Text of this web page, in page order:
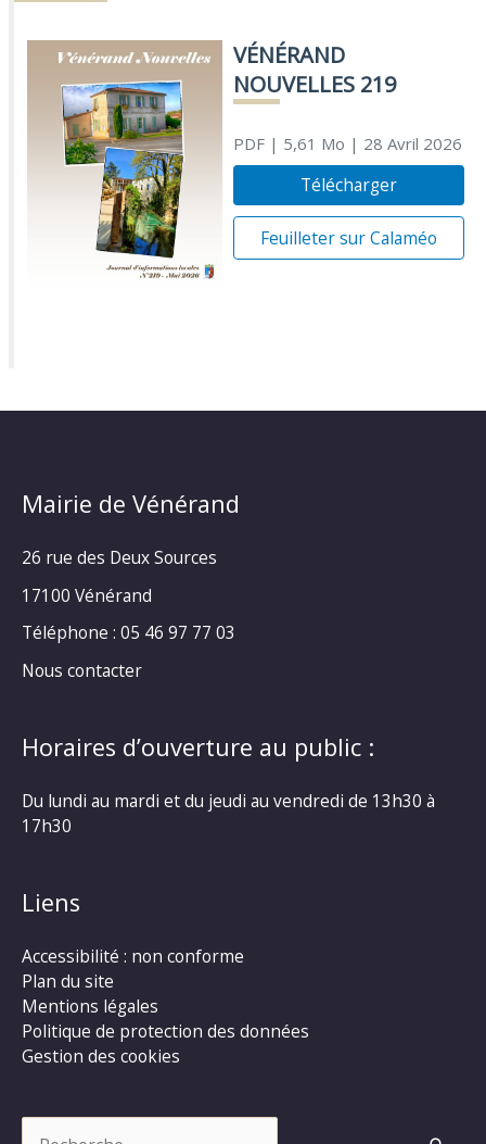
VÉNÉRAND
NOUVELLES 219
PDF| 5,61 Mo | 28 Avril 2026
Télécharger
Feuilleter sur Calaméo
Mairie de Vénérand
26 rue des Deux Sources
17100 Vénérand
Téléphone : 05 46 97 77 03
Nous contacter
Horaires d’ouverture au public :
Du lundi au mardi et du jeudi au vendredi de 13h30 à
17h30
Liens
Accessibilité : non conforme
Plan du site
Mentions légales
Politique de protection des données
Gestion des cookies